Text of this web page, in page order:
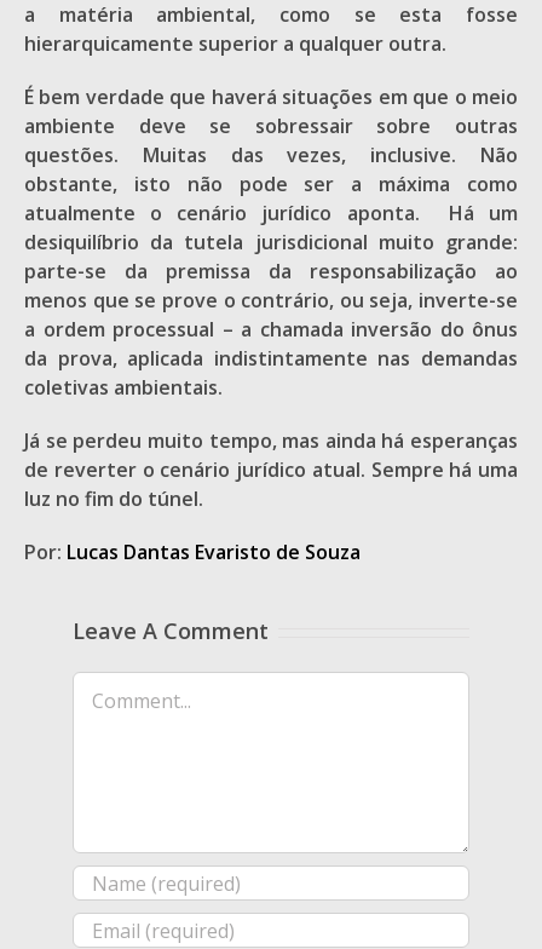
a matéria ambiental, como se esta fosse
hierarquicamente superior a qualquer outra.
É bem verdade que haverá situações em que o meio
ambiente deve se sobressair sobre outras
questões. Muitas das vezes, inclusive. Não
obstante, isto não pode ser a máxima como
atualmente o cenário jurídico aponta. Há um
desiquilíbrio da tutela jurisdicional muito grande:
parte-se da premissa da responsabilização ao
menos que se prove o contrário, ou seja, inverte-se
a ordem processual – a chamada inversão do ônus
da prova, aplicada indistintamente nas demandas
coletivas ambientais.
Já se perdeu muito tempo, mas ainda há esperanças
de reverter o cenário jurídico atual. Sempre há uma
luz no fim do túnel.
Por: Lucas Dantas Evaristo de Souza
Leave A Comment
Comment